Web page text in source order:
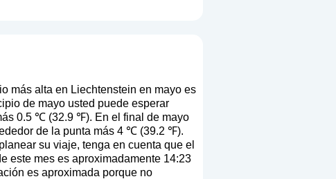
más alta en Liechtenstein en mayo es
de mayo usted puede esperar
0.5 ℃ (32.9 ℉). En el final de mayo
de la punta más 4 ℃ (39.2 ℉).
su viaje, tenga en cuenta que el
este mes es aproximadamente 14:23
es aproximada porque no